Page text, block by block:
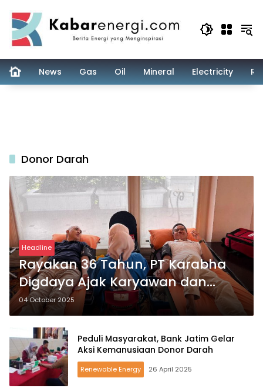
content
News Gas Oil Mineral Electricity
Donor Darah
Headline
Rayakan 36 Tahun, PT Karabha
Digdaya Ajak Karyawan dan
Warga Donor Darah
04 October 2025
Peduli Masyarakat, Bank Jatim Gelar
Aksi Kemanusiaan Donor Darah
Renewable Energy 26 April 2025